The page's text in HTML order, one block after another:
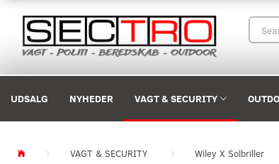
UDSALG NYHEDER VAGT & SECURITY
VAGT & SECURITY Wiley X Solbriller